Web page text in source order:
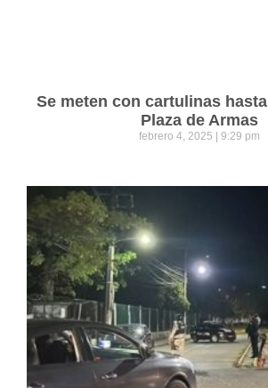
Se meten con cartulinas
Plaza de Armas
febrero 4, 2025 9:29 pm